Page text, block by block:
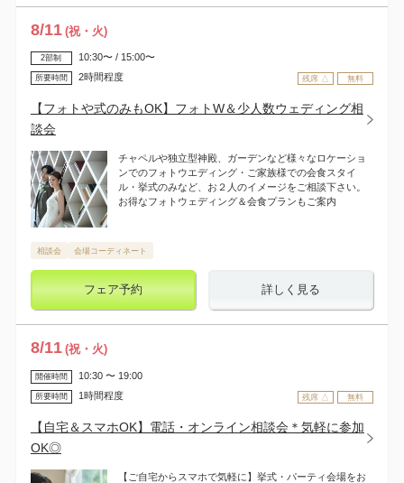
8/11 (祝・火)
残席 △ 無料
2部制 10:30〜 / 15:00〜
所要時間 2時間程度
【フォトや式のみもOK】フォトW＆少人数ウェディング相
談会
チャペルや独立型神殿、ガーデンなど様々なロケーショ
ンでのフォトウエディング・ご家族様での会食スタイ
ル・挙式のみなど、お２人のイメージをご相談下さい。
お得なフォトウェディング＆会食プランもご案内
相談会 会場コーディネート
フェア予約 詳しく見る
8/11 (祝・火)
残席 △ 無料
開催時間 10:30 〜 19:00
所要時間 1時間程度
【自宅＆スマホOK】電話・オンライン相談会＊気軽に参加
OK◎
【ご自宅からスマホで気軽に】挙式・パーティ会場をお